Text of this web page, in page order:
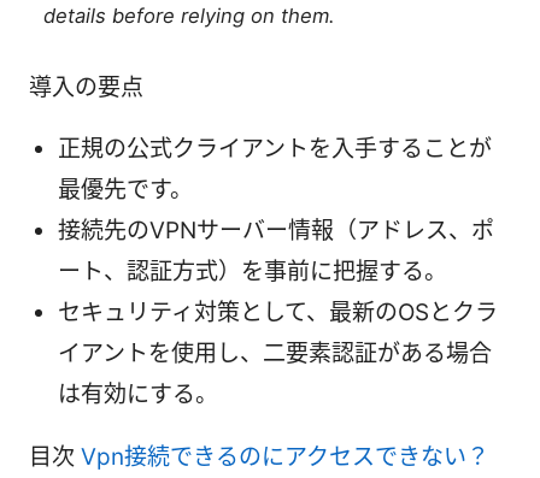
details before relying on them.
導入の要点
正規の公式クライアントを入手することが
最優先です。
接続先のVPNサーバー情報（アドレス、ポ
ート、認証方式）を事前に把握する。
セキュリティ対策として、最新のOSとクラ
イアントを使用し、二要素認証がある場合
は有効にする。
目次 Vpn接続できるのにアクセスできない？